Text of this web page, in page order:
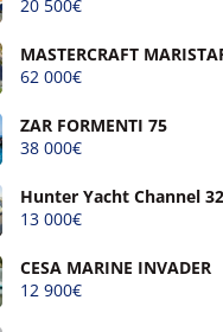
20 500€
MASTERCRAFT
SS
62 000€
ZAR FORMENTI 75
38 000€
Hunter Yacht Channel
13 000€
CESA MARINE INVADER
12 900€